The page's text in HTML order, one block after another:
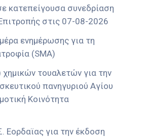
κατεπείγουσα συνεδρίαση
στις 07-08-2026
ενημέρωσης για τη
(SMA)
τουαλετών για την
πανηγυριού Αγίου
Κοινότητα
για την έκδοση